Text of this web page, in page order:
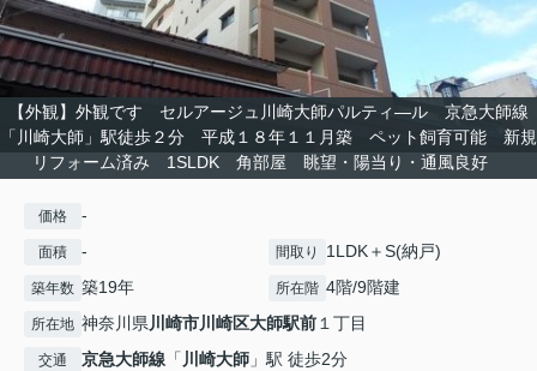
【外観】外観です セルアージュ川崎大師パルティ―ル 京急大師線
「川崎大師」駅徒歩２分 平成１８年１１月築 ペット飼育可能 新規
リフォーム済み 1SLDK 角部屋 眺望・陽当り・通風良好
価格 -
面積 - 間取り 1LDK＋S(納戸)
築年数 築19年 所在階 4階/9階建
所在地 神奈川県川崎市川崎区大師駅前１丁目
交通 京急大師線 「 川崎大師 」駅 徒歩2分